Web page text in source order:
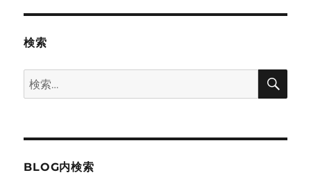
ブ
検索
検
索:
検
BLOG内検索